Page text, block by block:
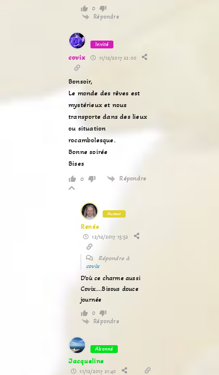
0
Répondre
Invité
covix 11/12/2017 22:00
Bonsoir,
Le monde des rêves est
mystérieux et nous
transporte dans des lieux
ou situation
rocambolesque.
Bonne soirée
Bises
0 Répondre
Auteur
Renée
12/12/2017 15:52
Répondre à
covix
D’où ce charme aussi
Covix….Bisous douce
journée
0
Répondre
Abonné
Jacqueline
11/12/2017 21:40